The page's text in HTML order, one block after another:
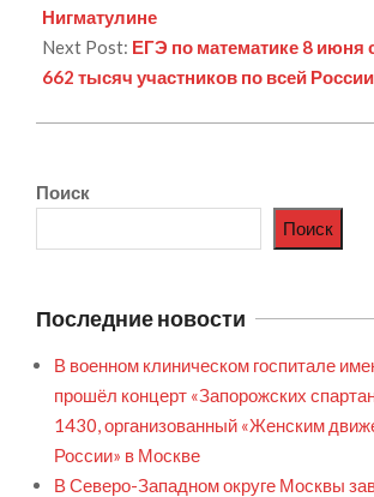
Нигматулине
Next Post: ЕГЭ по математике 8 июня
662 тысяч участников по всей
Поиск
Поиск
Последние новости
В военном клиническом госпитале
прошёл концерт «Запорожских
1430, организованный «Женским
России» в Москве
В Северо-Западном округе Москвы